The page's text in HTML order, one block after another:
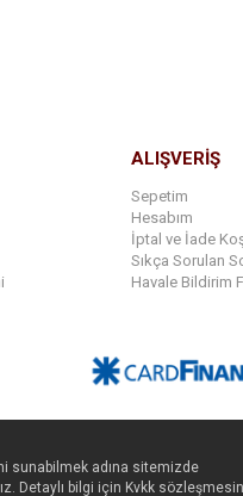
ALIŞVERİŞ
Sepetim
Hesabım
İptal ve İade
Sıkça Sorulan
Havale Bildirim
sunabilmek adına sitemizde
Detaylı bilgi için Kvkk